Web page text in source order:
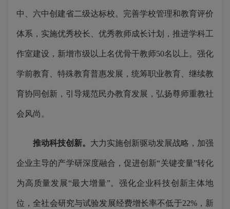
中、六中创建省二级达标校。完善学校管理和教育评价
体系，实施优秀校长、优秀教师成长计划，推进学科工
作室建设，新增市级以上名优骨干教师50名以上。强化
学前教育、特殊教育普惠发展，统筹职业教育、继续教
育协同创新，引导规范民办教育发展，弘扬尊师重教社
会风尚。
推动科技创新。 大力实施创新驱动发展战略，加强
企业主导的产学研深度融合，促进创新“关键变量”转化
为高质量发展“最大增量”。强化企业科技创新主体地
位，全社会研究与试验发展经费增长率不低于22%，新